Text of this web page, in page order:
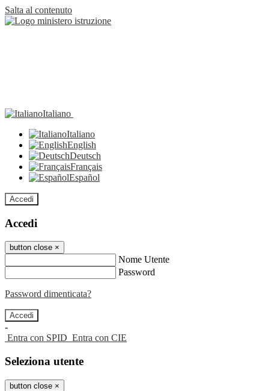
Salta al contenuto
Italiano
Italiano
English
Deutsch
Français
Español
Accedi
Accedi
button close ×
Nome Utente
Password
Password dimenticata?
-
Entra con SPID Entra con CIE
Seleziona utente
button close ×